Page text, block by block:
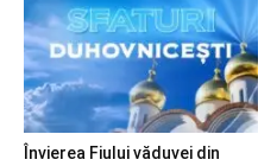
Învierea Fiului văduvei din